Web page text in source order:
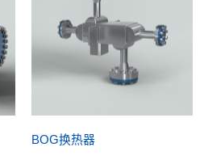
BOG换热器